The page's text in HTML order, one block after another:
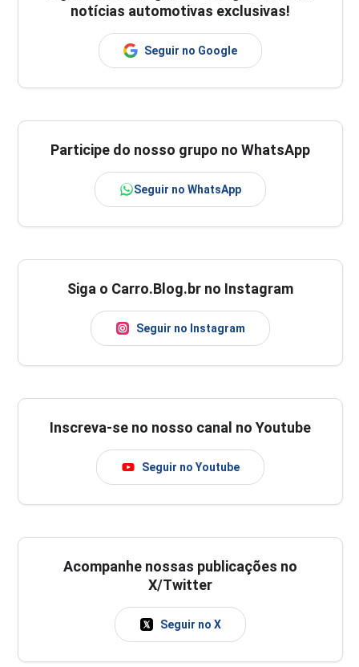
notícias automotivas exclusivas!
Seguir no Google
Participe do nosso grupo no WhatsApp
Seguir no WhatsApp
Siga o Carro.Blog.br no Instagram
Seguir no Instagram
Inscreva-se no nosso canal no Youtube
Seguir no Youtube
Acompanhe nossas publicações no
X/Twitter
Seguir no X